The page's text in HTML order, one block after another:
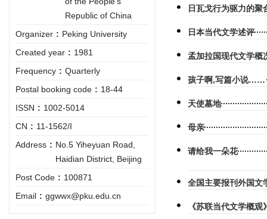
Republic of China
Organizer : Peking University
Created year : 1981
Frequency : Quarterly
Postal booking code : 18-44
ISSN : 1002-5014
CN : 11-1562/I
Address : No.5 Yiheyuan Road,
Haidian District, Beijing
Post Code : 100871
Email : ggwwx@pku.edu.cn
日瓦戈行为驱力的聚
日本当代文学述评
孟加拉国现代文学概
孩子啊,写篇小说……
天使墓地
母亲
请给我一朵花
全国主要报刊外国
《苏联当代文学概观